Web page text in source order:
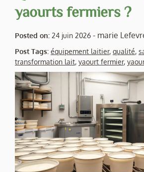
yaourts fermiers ?
Posted on: 24 juin 2026 - marie
Post Tags: équipement laitier, qualité,
transformation lait, yaourt fermier,